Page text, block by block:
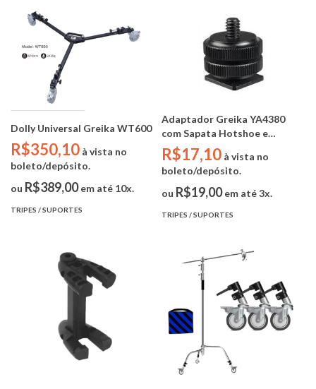
Dolly Universal Greika WT600
R$350,10 à vista no
boleto/depósito.
ou R$389,00em até 10x.
TRIPES / SUPORTES
Adaptador Greika YA4380
com Sapata Hotshoe e
Parafuso 1/4
R$17,10 à vista no
boleto/depósito.
ou R$19,00em até 3x.
TRIPES / SUPORTES